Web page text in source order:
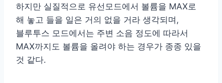
하지만 실질적으로 유선모드에서 볼륨을 MAX로
해 놓고 들을 일은 거의 없을 거라 생각되며,
블루투스 모드에서는 주변 소음 정도에 따라서
MAX까지도 볼륨을 올려야 하는 경우가 종종 있을
것 같다.